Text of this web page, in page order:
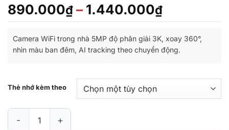
890.000₫ – 1.440.000₫Khoảng
giá:
từ
890.000₫
Camera WiFi trong nhà 5MP độ phân giải 3K, xoay 360°,
nhìn màu ban đêm, AI tracking theo chuyển động.
Thẻ nhớ kèm theo
Camera WiFi EZVIZ H6C Pro 3K 5MP Xoay 360 số lượng